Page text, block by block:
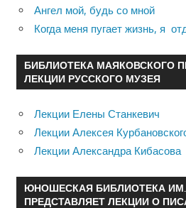
Ангел мой, будь со мной
Когда меня пугает жизнь, я
БИБЛИОТЕКА МАЯКОВСКОГО
ЛЕКЦИИ РУССКОГО МУЗЕЯ
Лекции Елены Станкевич
Лекции Алексея
Лекции Александра Кибасова
ЮНОШЕСКАЯ БИБЛИОТЕКА ИМ.
ПРЕДСТАВЛЯЕТ ЛЕКЦИИ О